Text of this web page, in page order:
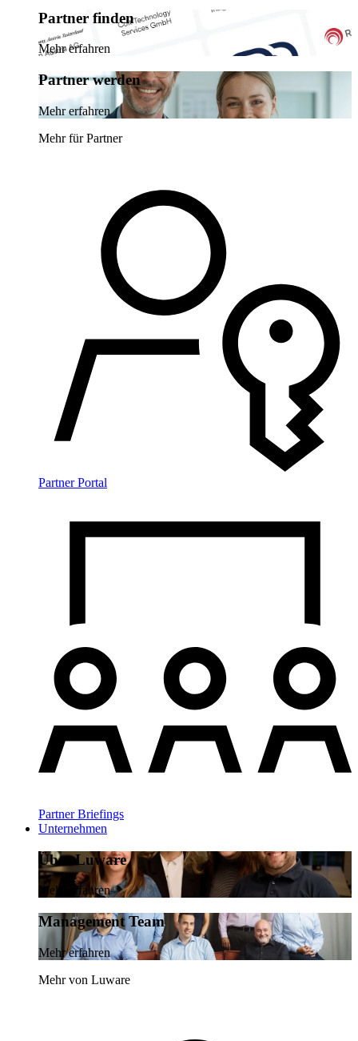
Partner finden
Mehr erfahren
Partner werden
Mehr erfahren
Mehr für Partner
Partner Portal
Partner Briefings
Unternehmen
Über Luware
Mehr erfahren
Management Team
Mehr erfahren
Mehr von Luware